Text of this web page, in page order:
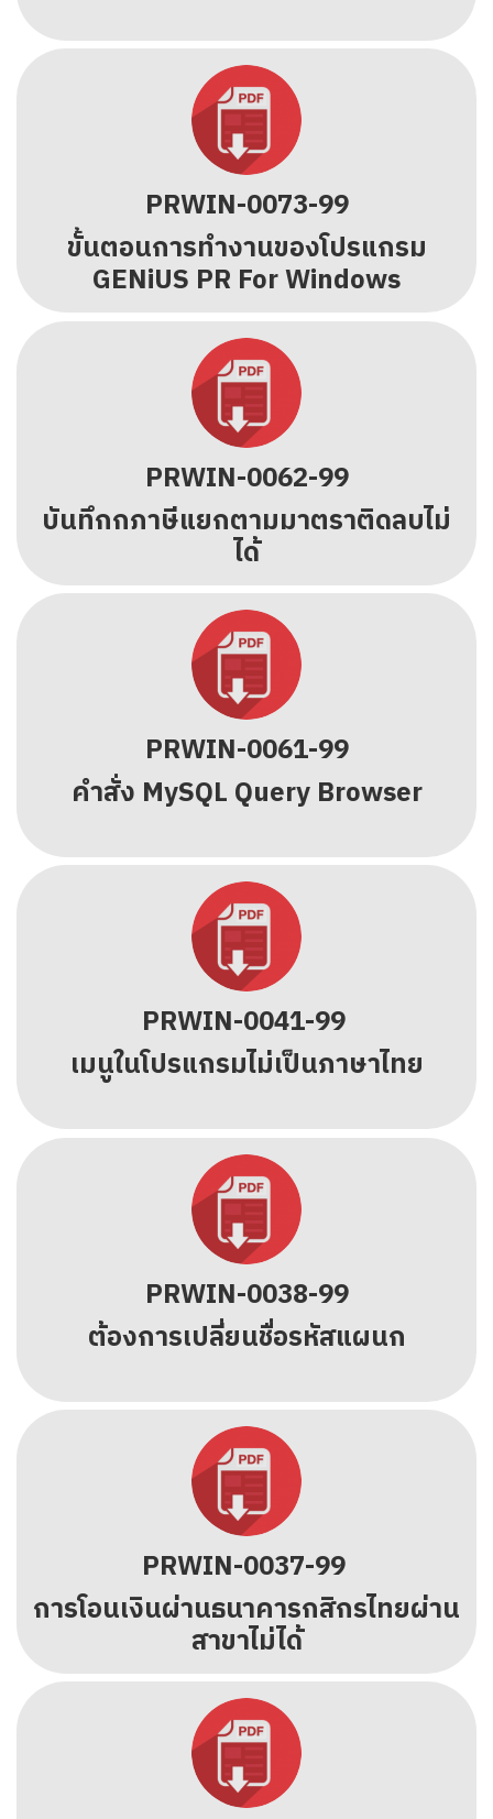
PRWIN-0073-99
ขั้นตอนการทำงานของโปรแกรม
GENiUS PR For Windows
PRWIN-0062-99
บันทึกกภาษีแยกตามมาตราติดลบไม่
ได้
PRWIN-0061-99
คำสั่ง MySQL Query Browser
PRWIN-0041-99
เมนูในโปรแกรมไม่เป็นภาษาไทย
PRWIN-0038-99
ต้องการเปลี่ยนชื่อรหัสแผนก
PRWIN-0037-99
การโอนเงินผ่านธนาคารกสิกรไทยผ่าน
สาขาไม่ได้